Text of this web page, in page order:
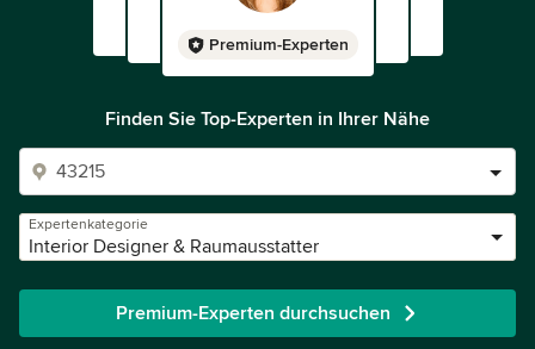
Premium-Experten
Finden Sie Top-Experten in Ihrer Nähe
Expertenkategorie
Interior Designer & Raumausstatter
Premium-Experten durchsuchen